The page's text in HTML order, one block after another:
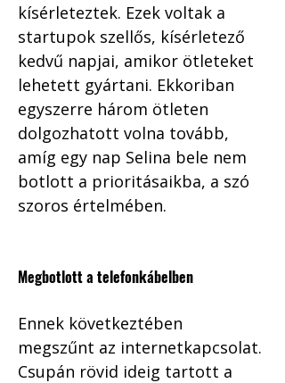
kísérleteztek. Ezek voltak a
startupok szellős, kísérletező
kedvű napjai, amikor ötleteket
lehetett gyártani. Ekkoriban
egyszerre három ötleten
dolgozhatott volna tovább,
amíg egy nap Selina bele nem
botlott a prioritásaikba, a szó
szoros értelmében.
Megbotlott a telefonkábelben
Ennek következtében
megszűnt az internetkapcsolat.
Csupán rövid ideig tartott a